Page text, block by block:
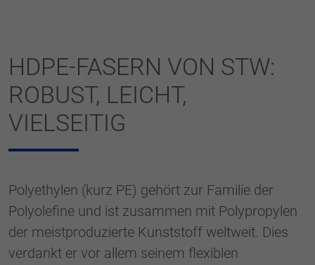
HDPE-FASERN VON STW:
ROBUST, LEICHT,
VIELSEITIG
Polyethylen (kurz PE) gehört zur Familie der
Polyolefine und ist zusammen mit Polypropylen
der meistproduzierte Kunststoff weltweit. Dies
verdankt er vor allem seinem flexiblen
Name SgCookieOptin.lastPreferences
Anbieter
Laufzeit
Zweck
Einstellungen. Unter anderem eine zufällig
generierte ID, für die historische
Speicherung Ihrer vorgenommen
Einstellungen, falls der Webseiten-Betreiber
dies eingestellt hat.